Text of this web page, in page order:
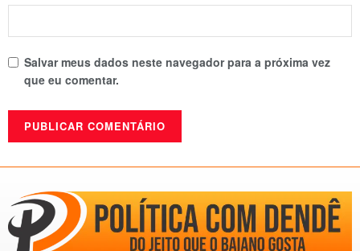
Salvar meus dados neste navegador para a próxima vez
que eu comentar.